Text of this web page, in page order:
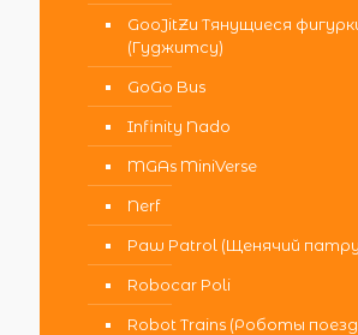
GooJitZu Тянущиеся
(Гуджитсу)
GoGo Bus
Infinity Nado
MGAs MiniVerse
Nerf
Paw Patrol (Щенячий
Robocar Poli
Robot Trains (Роботы